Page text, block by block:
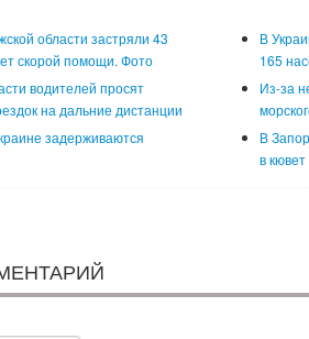
области застряли 43
скорой помощи. Фото
В
165
водителей просят
на дальние дистанции
Из-за
задерживаются
В
в